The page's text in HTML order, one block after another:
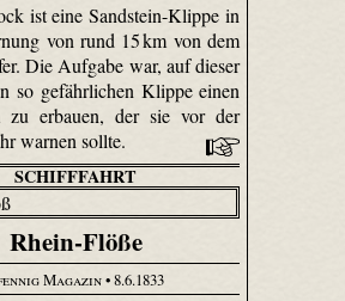
ist eine Sandstein-Klippe in
von rund 15 km von dem
Die Aufgabe war, auf dieser
so gefährlichen Klippe einen
zu erbauen, der sie vor der
warnen sollte.
SCHIFFFAHRT
Rhein-Flöße
Magazin• 8.6.1833